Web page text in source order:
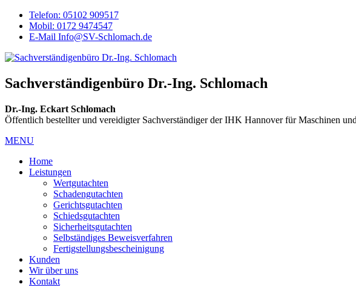
Telefon: 05102 909517
Mobil: 0172 9474547
E-Mail Info@SV-Schlomach.de
Sachverständigenbüro Dr.-Ing. Schlomach
Dr.-Ing. Eckart Schlomach
Öffentlich bestellter und vereidigter Sachverständiger der IHK Hannover für Maschinen
MENU
Home
Leistungen
Wertgutachten
Schadengutachten
Gerichtsgutachten
Schiedsgutachten
Sicherheitsgutachten
Selbständiges Beweisverfahren
Fertigstellungsbescheinigung
Kunden
Wir über uns
Kontakt